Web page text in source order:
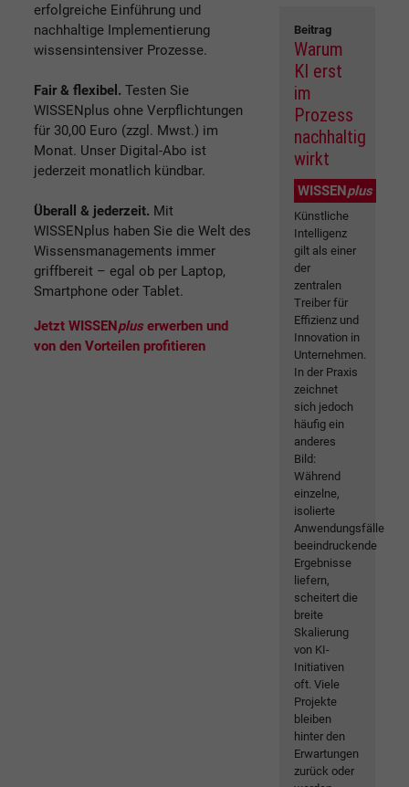
erfolgreiche Einführung und
nachhaltige Implementierung
wissensintensiver Prozesse.
Fair & flexibel. Testen Sie
WISSENplus ohne Verpflichtungen
für 30,00 Euro (zzgl. Mwst.) im
Monat. Unser Digital-Abo ist
jederzeit monatlich kündbar.
Überall & jederzeit. Mit
WISSENplus haben Sie die Welt des
Wissensmanagements immer
griffbereit – egal ob per Laptop,
Smartphone oder Tablet.
Jetzt WISSENplus erwerben und
von den Vorteilen profitieren
Beitrag
Warum
KI erst
im
Prozess
nachhaltig
wirkt
WISSENplus
Künstliche
Intelligenz
gilt als einer
der
zentralen
Treiber für
Effizienz und
Innovation in
Unternehmen.
In der Praxis
zeichnet
sich jedoch
häufig ein
anderes
Bild:
Während
einzelne,
isolierte
Anwendungsfälle
beeindruckende
Ergebnisse
liefern,
scheitert die
breite
Skalierung
von KI-
Initiativen
oft. Viele
Projekte
bleiben
hinter den
Erwartungen
zurück oder